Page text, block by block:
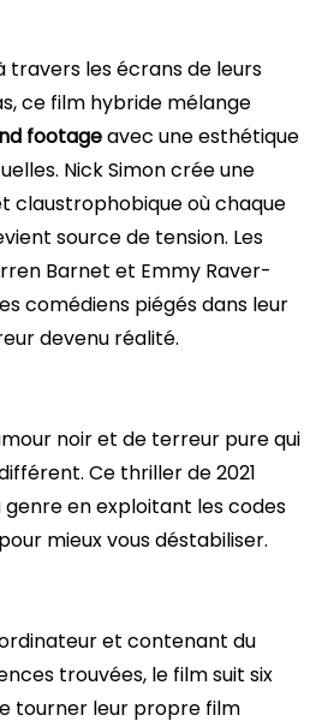
les écrans de leurs
ce film hybride mélange
footageavec une esthétique
Nick Simon crée une
claustrophobique où chaque
source de tension. Les
Barnet et Emmy Raver-
comédiens piégés dans leur
devenu réalité.
noir et de terreur pure qui
Ce thriller de 2021
genre en exploitant les codes
mieux vous déstabiliser.
et contenant du
trouvées, le film suit six
tourner leur propre film